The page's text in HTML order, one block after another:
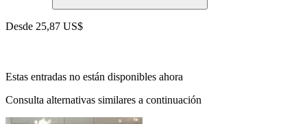
Desde 25,87 US$
Estas entradas no están disponibles ahora
Consulta alternativas similares a continuación